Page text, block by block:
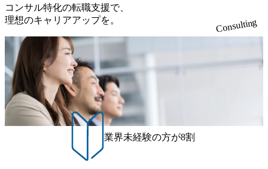
広いプロジェクトに従事 - 鈴木健仁氏：新卒でベイカレン
トに入社し最年少ディレクターを経てXspearに参画 - 梶田
威人氏：BCG出身。金融業界における戦略策定、DX戦略立
案、人事組織テーマに強みを持ち、メディア・エンタメ業
界においてはDX戦略立案、NFT等の新規事業立案を得意と
する。 - 藏満 一馬氏：アクセンチュア出身。金融業界を中
心に、DX戦略策定、新規事業立案、組織変革、規制対応等
の幅広いプロジェクトを主導する。 - 天野 善仁氏：19卒Pw
C出身。Xspear最年少シニアマネージャー 社員インタビュー
ページ (https://www.xspear.co.jp/career/interviews/) 戦略だけの
コンサルは終わり──コンサル業界の風雲児に聞く。“これ
から”のコンサルの在り方 (https://www.businessinsider.jp/articl
e/20250205-simplex-xspear/) Xspear Consultingがえるぼし認定
スタイム制度を実施しており、月単位の決められた労働時
間の範囲内で、出社・退社の時刻を社員の自己裁量に委
ね、ワークライフバランスを図りながら効率的に働くこと
ができる 【休日】 土日祝休みの完全週休2日制 2025年度の
年間休日は125日（GW8日、夏季9日、年末年始9日） 有給
休暇は年間24日（4月1日入社の場合）で、入社日に付与さ
れます。 年次有給休暇の残日数は、翌年度に繰り越すこと
ができます。 慶弔休暇は、事由により取得可能日数は異な
りますが、3～7日の連続休暇を取得できます。 リフレッシ
ュ休暇は、規程で定める勤続年数ごとに、連続5日のリフレ
ッシュ休暇を取得できます。 【育児や子の看護、介護など
の制度】 育児休暇： 対象：小学校1年修了時の3月31日まで
の子を育てるすべての従業員※期間：通算3年間 短時間勤
コンサル特化の転職支援で、
理想のキャリアアップを。
Consulting
業界未経験の方が8割